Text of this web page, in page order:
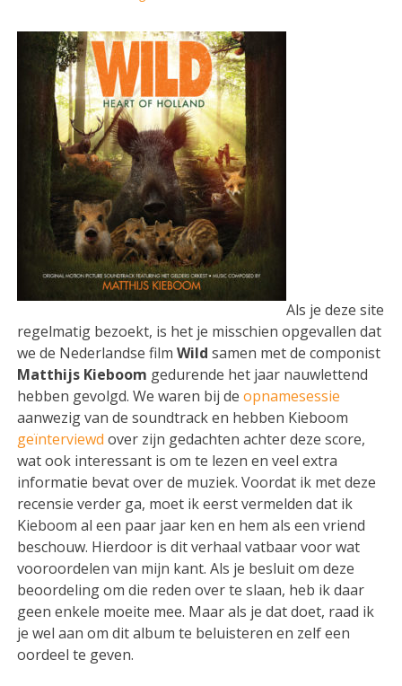
Als je deze site
regelmatig bezoekt, is het je misschien opgevallen dat
we de Nederlandse filmWildsamen met de componist
Matthijs Kieboom gedurende het jaar nauwlettend
hebben gevolgd. We waren bij deopnamesessie
aanwezig van de soundtrack en hebben Kieboom
geïnterviewd over zijn gedachten achter deze score,
wat ook interessant is om te lezen en veel extra
informatie bevat over de muziek. Voordat ik met deze
recensie verder ga, moet ik eerst vermelden dat ik
Kieboom al een paar jaar ken en hem als een vriend
beschouw. Hierdoor is dit verhaal vatbaar voor wat
vooroordelen van mijn kant. Als je besluit om deze
beoordeling om die reden over te slaan, heb ik daar
geen enkele moeite mee. Maar als je dat doet, raad ik
je wel aan om dit album te beluisteren en zelf een
oordeel te geven.